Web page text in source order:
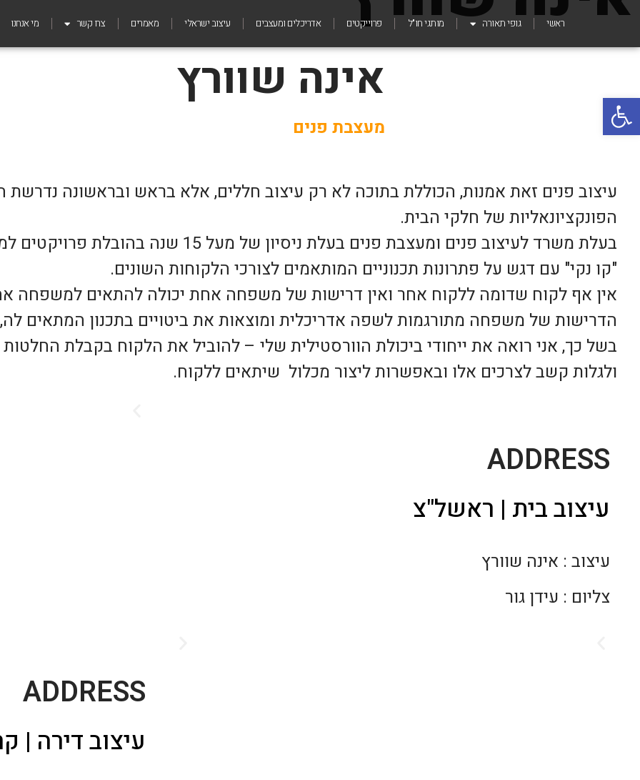
פתח סרגל נגישות
ראשי גופי תאורה מותגי חו"ל פרוייקטים אדריכלים ומעצבים עיצוב ישראלי מאמרים צרו קשר מי אנחנו
אינה שוורץ
מעצבת פנים
עיצוב פנים זאת אמנות, הכוללת בתוכה לא רק עיצוב חללים, אלא בראש ובראשונה נדרשת
הפונקציונאליות של חלקי הבית.
בעלת משרד לעיצוב פנים ומעצבת פנים בעלת
"קו נקי" עם דגש על פתרונות תכנוניים המותאמים לצורכי הלקוחות השונים.
אין אף לקוח שדומה ללקוח אחר ואין דרישות של משפחה אחת יכולה להתאים למשפחה
הדרישות של משפחה מתורגמות לשפה אדריכלית ומוצאות את ביטויים בתכנון המתאים
בשל כך, אני רואה את ייחודי ביכולת הוורסטילית שלי – להוביל את הלקוח בקבלת
ולגלות קשב לצרכים אלו ובאפשרות ליצור מכלול שיתאים ללקוח.
ADDRESS
עיצוב בית | ראשל"צ
עיצוב : אינה שוורץ
צליום : עידן גור
ADDRESS
עיצוב דירה |